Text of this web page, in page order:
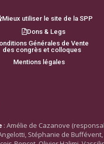
Mieux utiliser le site de la SPP
Dons & Legs
Générales de Vente
des congrès et colloques
Mentions légales
: Amélie de Cazanove
Stéphanie de Buffévent,